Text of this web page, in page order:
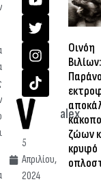
alex
5
Απριλίου,
2024
Οινόη
Βιλίων:
ζώων
κρυφό